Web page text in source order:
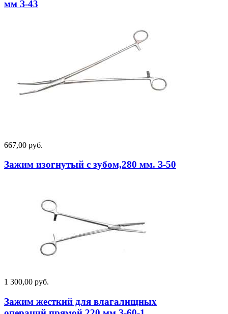
мм З-43
667,00 руб.
Зажим изогнутый с зубом,280 мм. З-50
1 300,00 руб.
Зажим жесткий для влагалищных